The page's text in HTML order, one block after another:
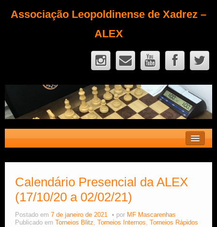
Associação Leopoldinense de Xadrez –
ALEX
Fique Sócio
Quem Somos?
Calendário
Calendário Presencial da ALEX
(17/10/20 a 02/02/21)
Postado em 7 de janeiro de 2021 por MF Mascarenhas
Publicado em
Torneios Blitz, Torneios Internos, Torneios Rápidos